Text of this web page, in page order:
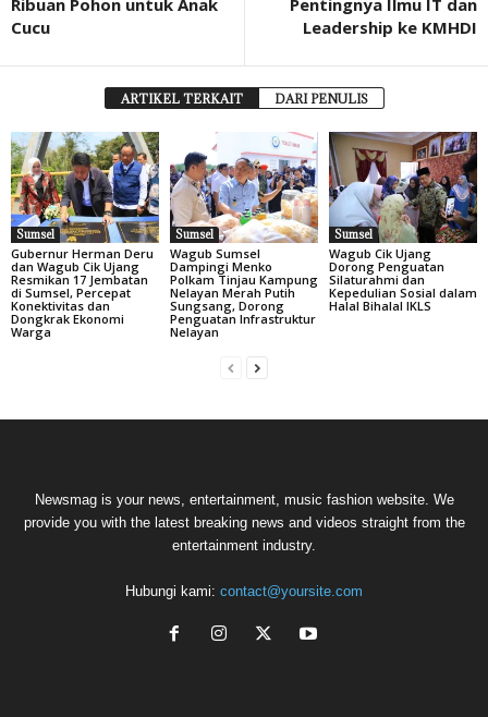
Ribuan Pohon untuk Anak
Cucu
Pentingnya Ilmu IT dan
Leadership ke KMHDI
ARTIKEL TERKAIT DARI PENULIS
Sumsel
Gubernur Herman Deru
dan Wagub Cik Ujang
Resmikan 17 Jembatan
di Sumsel, Percepat
Konektivitas dan
Dongkrak Ekonomi
Warga
Sumsel
Wagub Sumsel
Dampingi Menko
Polkam Tinjau Kampung
Nelayan Merah Putih
Sungsang, Dorong
Penguatan Infrastruktur
Nelayan
Sumsel
Wagub Cik Ujang
Dorong Penguatan
Silaturahmi dan
Kepedulian Sosial dalam
Halal Bihalal IKLS
Newsmag is your news, entertainment, music fashion website. We
provide you with the latest breaking news and videos straight from the
entertainment industry.
Hubungi kami: contact@yoursite.com